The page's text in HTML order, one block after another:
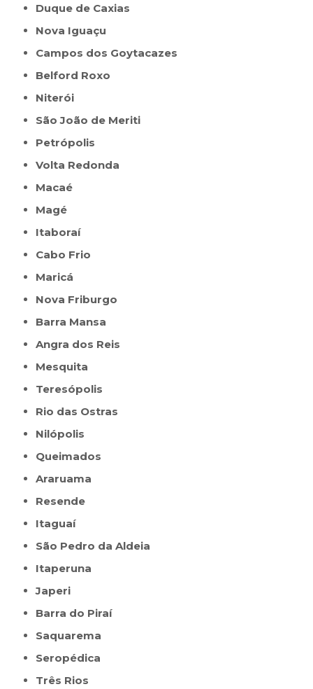
Duque de Caxias
Nova Iguaçu
Campos dos Goytacazes
Belford Roxo
Niterói
São João de Meriti
Petrópolis
Volta Redonda
Macaé
Magé
Itaboraí
Cabo Frio
Maricá
Nova Friburgo
Barra Mansa
Angra dos Reis
Mesquita
Teresópolis
Rio das Ostras
Nilópolis
Queimados
Araruama
Resende
Itaguaí
São Pedro da Aldeia
Itaperuna
Japeri
Barra do Piraí
Saquarema
Seropédica
Três Rios